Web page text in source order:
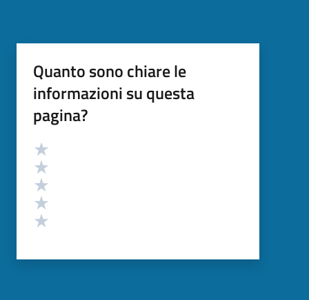
Quanto sono chiare le
informazioni su questa
pagina?
Valutazione